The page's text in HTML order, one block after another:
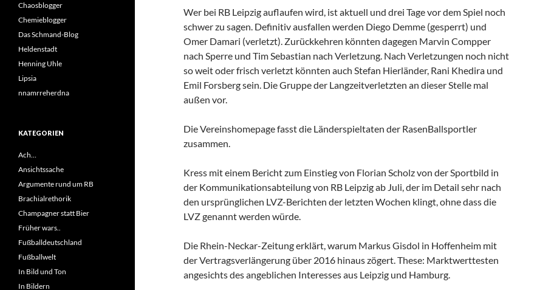
Wer bei RB Leipzig auflaufen wird, ist aktuell und drei Tage vor dem Spiel noch
schwer zu sagen. Definitiv ausfallen werden Diego Demme (gesperrt) und
Omer Damari (verletzt). Zurückkehren könnten dagegen Marvin Compper
nach Sperre und Tim Sebastian nach Verletzung. Nach Verletzungen noch nicht
so weit oder frisch verletzt könnten auch Stefan Hierländer, Rani Khedira und
Emil Forsberg sein. Die Gruppe der Langzeitverletzten an dieser Stelle mal
außen vor.
Die Vereinshomepage fasst die Länderspieltaten der RasenBallsportler
zusammen.
Kress mit einem Bericht zum Einstieg von Florian Scholz von der Sportbild in
der Kommunikationsabteilung von RB Leipzig ab Juli, der im Detail sehr nach
den ursprünglichen LVZ-Berichten der letzten Wochen klingt, ohne dass die
LVZ genannt werden würde.
Die Rhein-Neckar-Zeitung erklärt, warum Markus Gisdol in Hoffenheim mit
der Vertragsverlängerung über 2016 hinaus zögert. These: Marktwerttesten
angesichts des angeblichen Interesses aus Leipzig und Hamburg.
Chaosblogger
Chemieblogger
Das Schmand-Blog
Heldenstadt
Henning Uhle
Lipsia
nnamrreherdna
KATEGORIEN
Ach…
Ansichtssache
Argumente rund um RB
Brachialrethorik
Champagner statt Bier
Früher wars..
Fußballdeutschland
Fußballwelt
In Bild und Ton
In Bildern